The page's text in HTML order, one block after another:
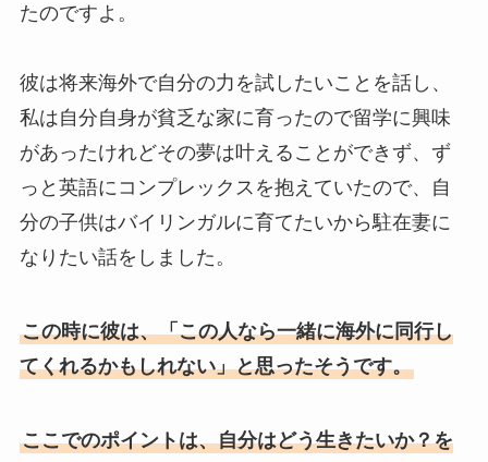
たのですよ。
彼は将来海外で自分の力を試したいことを話し、
私は自分自身が貧乏な家に育ったので留学に興味
があったけれどその夢は叶えることができず、ず
っと英語にコンプレックスを抱えていたので、自
分の子供はバイリンガルに育てたいから駐在妻に
なりたい話をしました。
この時に彼は、「この人なら一緒に海外に同行し
てくれるかもしれない」と思ったそうです。
ここでのポイントは、自分はどう生きたいか？を